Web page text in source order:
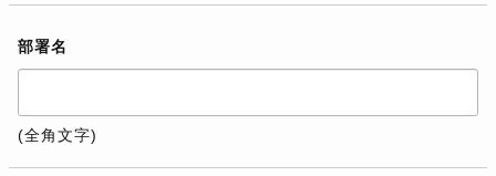
部署名
(全角文字)